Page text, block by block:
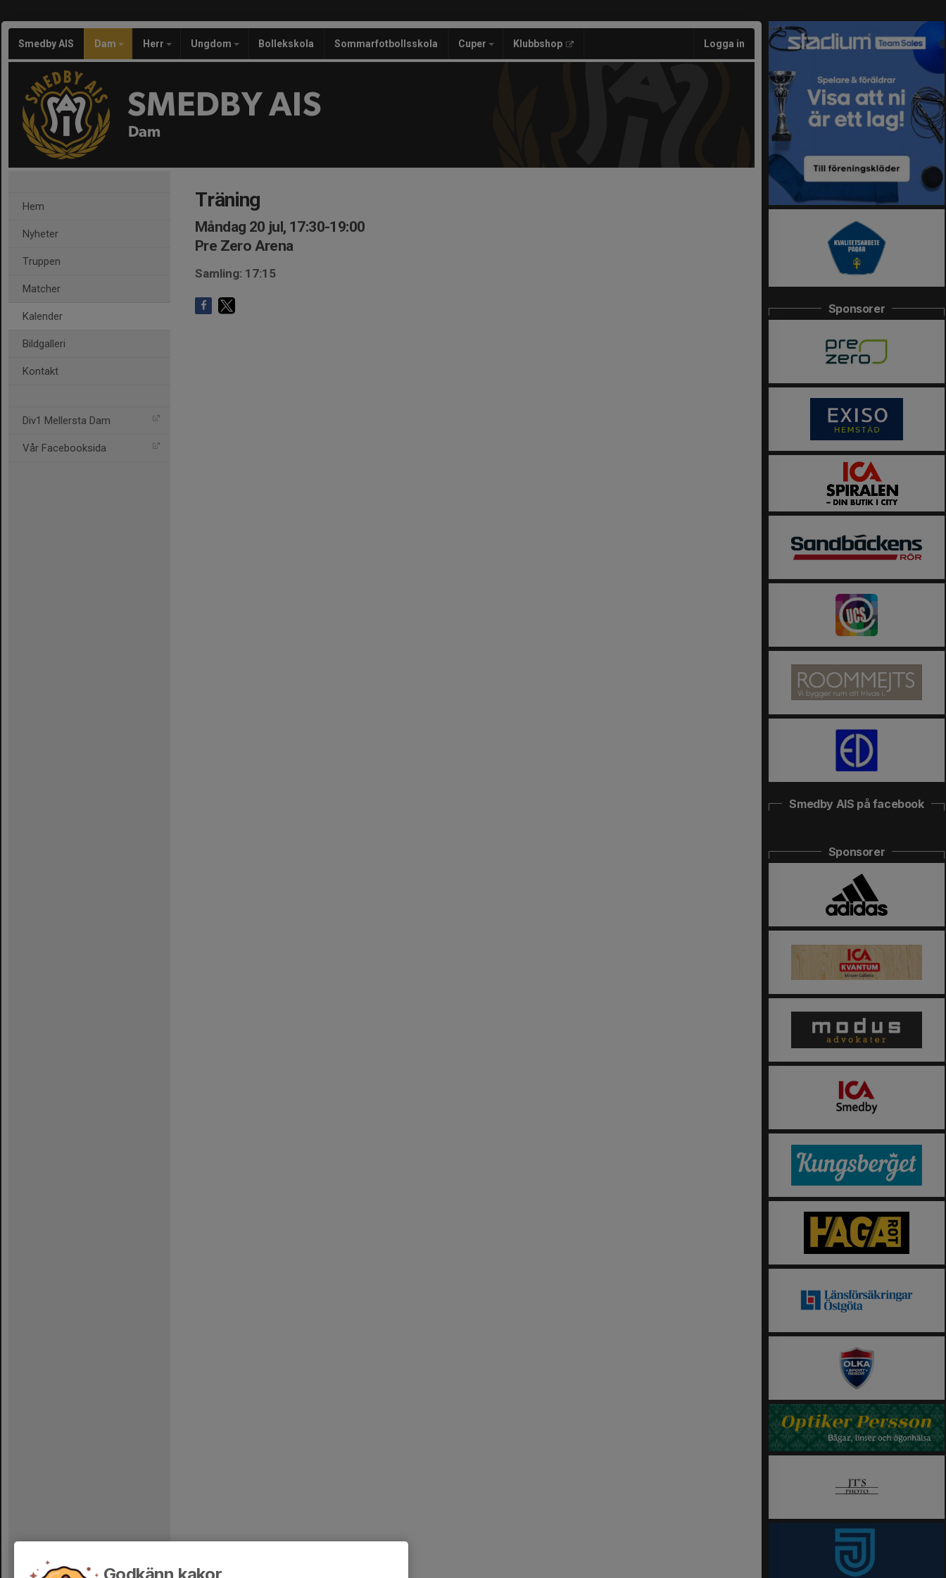
Smedby AIS Dam Herr Ungdom Bollekskola Sommarfotbollsskola Cuper Klubbshop Logga in
SMEDBY AIS
Dam
Hem
Nyheter
Truppen
Matcher
Kalender
Bildgalleri
Kontakt
Div1 Mellersta Dam
Vår Facebooksida
Träning
Måndag 20 jul, 17:30-19:00
Pre Zero Arena
Samling: 17:15
Sponsorer
Smedby AIS på facebook
Sponsorer